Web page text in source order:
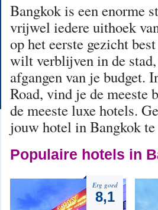
Bangkok is een enorme
vrijwel iedere uithoek
op het eerste gezicht
wilt verblijven in de
afgangen van je budget.
Road, vind je de meeste
de meeste luxe hotels.
jouw hotel in Bangkok
Populaire hotels in
Erg goed
8,1